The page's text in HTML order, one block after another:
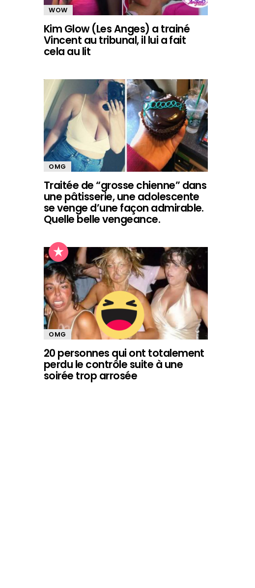
WOW
Kim Glow (Les Anges) a trainé
Vincent au tribunal, il lui a fait
cela au lit
OMG
Traitée de “grosse chienne” dans
une pâtisserie, une adolescente
se venge d’une façon admirable.
Quelle belle vengeance.
OMG
20 personnes qui ont totalement
perdu le contrôle suite à une
soirée trop arrosée